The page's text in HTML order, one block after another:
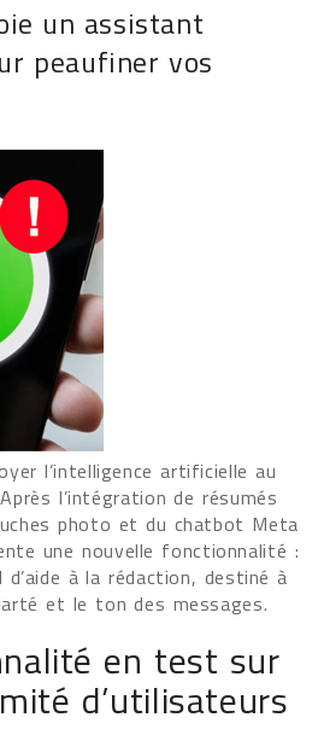
un assistant
peaufiner vos
l’intelligence artificielle au
l’intégration de résumés
photo et du chatbot Meta
une nouvelle fonctionnalité :
à la rédaction, destiné à
et le ton des messages.
en test sur
d’utilisateurs